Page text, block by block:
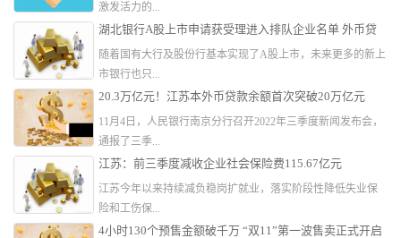
激发活力的...
湖北银行A股上市申请获受理进入排队企业名单 外币贷
款总额排名第三
随着国有大行及股份行基本实现了A股上市，未来更多的新上
市银行也只...
20.3万亿元！江苏本外币贷款余额首次突破20万亿元
11月4日，人民银行南京分行召开2022年三季度新闻发布会，
通报了三季...
江苏：前三季度减收企业社会保险费115.67亿元
江苏今年以来持续减负稳岗扩就业，落实阶段性降低失业保
险和工伤保...
4小时130个预售金额破千万 “双11”第一波售卖正式开启